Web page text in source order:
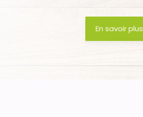
is
money
En savoir plus